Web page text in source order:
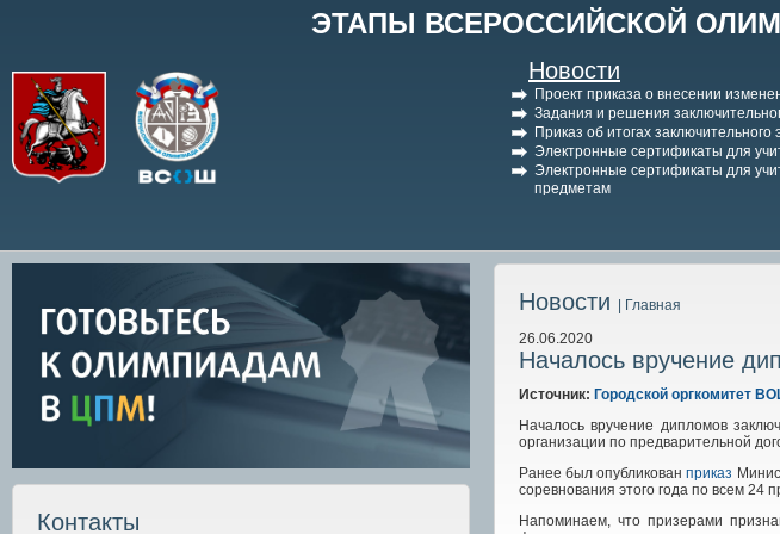
ЭТАПЫ ВСЕРОССИЙСКОЙ
Новости
Проект приказа о внесении
Задания и решения
Приказ об итогах
Электронные сертификаты для
Электронные сертификаты для
предметам
Контакты
Новости
| Главная
26.06.2020
Началось вручение
Источник: Городской оргкомитет
Началось вручение дипломов
организации по предварительной
Ранее был опубликованприказ
соревнования этого года по всем 24
Напоминаем, что призерами